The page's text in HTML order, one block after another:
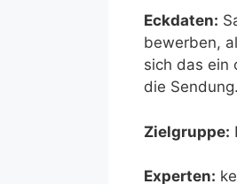
Eckdaten:
bewerben,
sich das ein
die Sendung.
Zielgruppe:
Experten: